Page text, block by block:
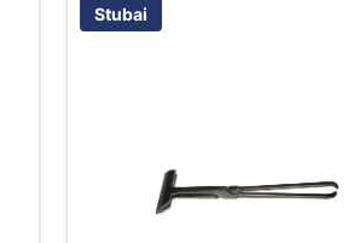
Stubai